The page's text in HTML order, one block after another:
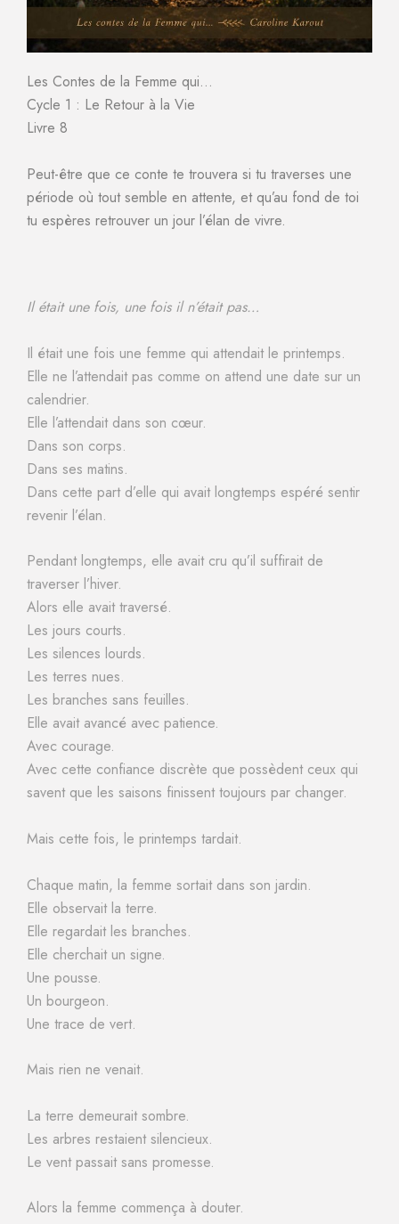
Les Contes de la Femme qui…
Cycle 1 : Le Retour à la Vie
Livre 8
Peut-être que ce conte te trouvera si tu traverses une
période où tout semble en attente, et qu’au fond de toi
tu espères retrouver un jour l’élan de vivre.
Il était une fois, une fois il n’était pas…
Il était une fois une femme qui attendait le printemps.
Elle ne l’attendait pas comme on attend une date sur un
calendrier.
Elle l’attendait dans son cœur.
Dans son corps.
Dans ses matins.
Dans cette part d’elle qui avait longtemps espéré sentir
revenir l’élan.
Pendant longtemps, elle avait cru qu’il suffirait de
traverser l’hiver.
Alors elle avait traversé.
Les jours courts.
Les silences lourds.
Les terres nues.
Les branches sans feuilles.
Elle avait avancé avec patience.
Avec courage.
Avec cette confiance discrète que possèdent ceux qui
savent que les saisons finissent toujours par changer.
Mais cette fois, le printemps tardait.
Chaque matin, la femme sortait dans son jardin.
Elle observait la terre.
Elle regardait les branches.
Elle cherchait un signe.
Une pousse.
Un bourgeon.
Une trace de vert.
Mais rien ne venait.
La terre demeurait sombre.
Les arbres restaient silencieux.
Le vent passait sans promesse.
Alors la femme commença à douter.